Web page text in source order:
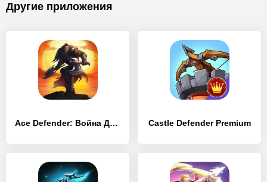
Другие приложения
Ace Defender: Война Драконов Castle Defender Premium